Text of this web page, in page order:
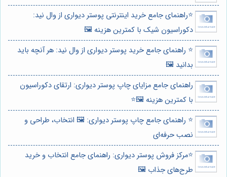
⭐️راهنمای جامع خرید اینترنتی پوستر دیواری از وال نید:
دکوراسیون شیک با کمترین هزینه 🖼️
⭐️ راهنمای جامع خرید پوستر دیواری از وال نید: هر آنچه باید
بدانید 🖼️
راهنمای جامع مزایای چاپ پوستر دیواری: ارتقای دکوراسیون
با کمترین هزینه 🖼️⭐️
⭐️ راهنمای جامع چاپ پوستر دیواری: 🖼️ انتخاب، طراحی و
نصب حرفه‌ای
⭐️مرکز فروش پوستر دیواری: راهنمای جامع انتخاب و خرید
طرح‌های جذاب 🖼️